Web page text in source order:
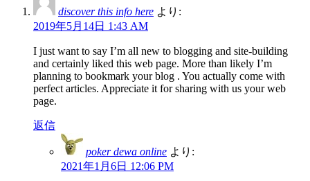
discover this info here より:
2019年5月14日 1:43 AM
I just want to say I’m all new to blogging and site-building
and certainly liked this web page. More than likely I’m
planning to bookmark your blog . You actually come with
perfect articles. Appreciate it for sharing with us your web
page.
返信
poker dewa online より:
2021年1月6日 12:06 PM